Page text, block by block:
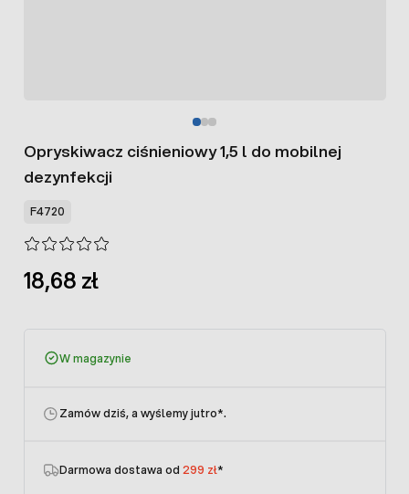
Opryskiwacz ciśnieniowy 1,5 l do mobilnej
dezynfekcji
F4720
18,68 zł
W magazynie
Zamów dziś, a wyślemy jutro*.
Darmowa dostawa od 299 zł*